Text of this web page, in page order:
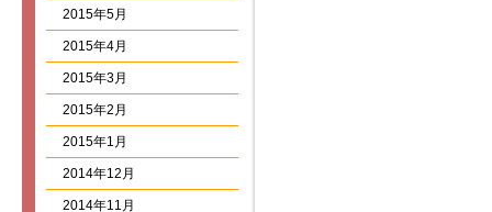
2015年5月
2015年4月
2015年3月
2015年2月
2015年1月
2014年12月
2014年11月